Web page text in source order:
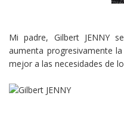
Mi padre, Gilbert JENNY
aumenta progresivamente
mejor a las necesidades de